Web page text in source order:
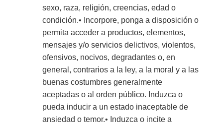
sexo, raza, religión, creencias, edad o
condición.• Incorpore, ponga a disposición o
permita acceder a productos, elementos,
mensajes y/o servicios delictivos, violentos,
ofensivos, nocivos, degradantes o, en
general, contrarios a la ley, a la moral y a las
buenas costumbres generalmente
aceptadas o al orden público. Induzca o
pueda inducir a un estado inaceptable de
ansiedad o temor.• Induzca o incite a